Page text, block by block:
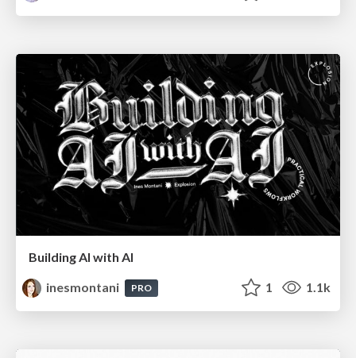
Building AI with AI
inesmontani
PRO 1 1.1k